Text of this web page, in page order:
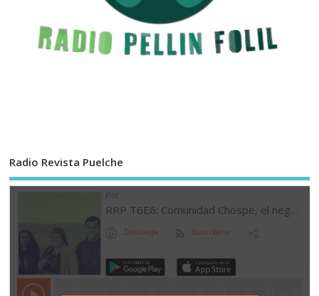
Radio Revista Puelche